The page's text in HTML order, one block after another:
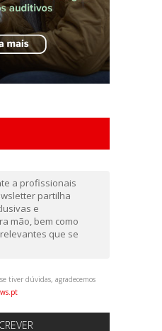
a profissionais
partilha
e
mão, bem como
que se
tiver dúvidas, agradecemos